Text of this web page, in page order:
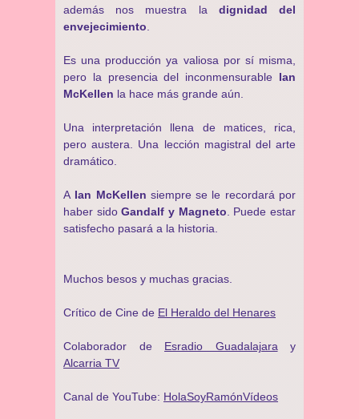
además nos muestra la dignidad del
envejecimiento
Es una producción ya valiosa por sí misma,
pero la presencia del inconmensurable Ian
McKellen la hace más grande aún.
Una interpretación llena de matices, rica,
pero austera. Una lección magistral del arte
dramático.
A Ian McKellen siempre se le recordará por
haber sidoGandalf y Magneto . Puede estar
satisfecho pasará a la historia.
Muchos besos y muchas gracias.
Crítico de Cine de El Heraldo del Henares
Colaborador de Esradio Guadalajara y
Alcarria TV
Canal de YouTube: HolaSoyRamónVídeos